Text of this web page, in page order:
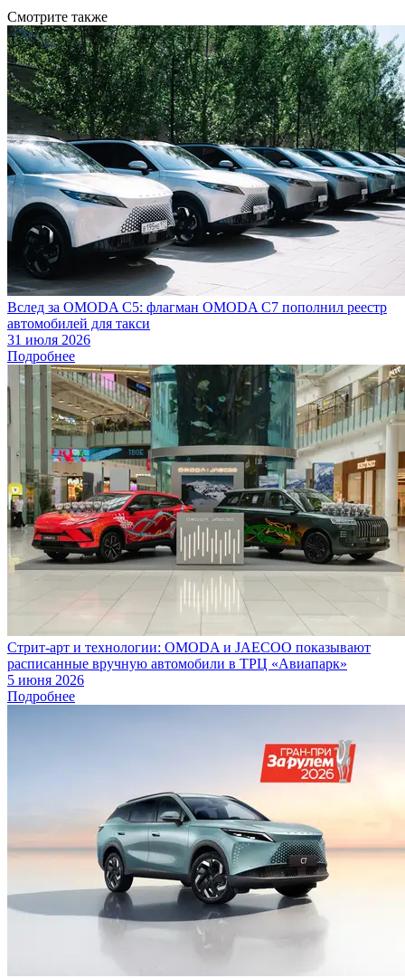
Смотрите также
Вслед за OMODA C5: флагман OMODA C7 пополнил реестр
автомобилей для такси
31 июля 2026
Подробнее
Стрит-арт и технологии: OMODA и JAECOO показывают
расписанные вручную автомобили в ТРЦ «Авиапарк»
5 июня 2026
Подробнее